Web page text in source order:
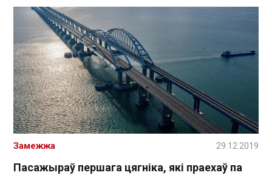
Пасажыраў першага цягніка, які праехаў па
Замежжа 29.12.2019